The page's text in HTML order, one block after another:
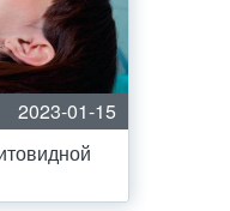
2023-01-15